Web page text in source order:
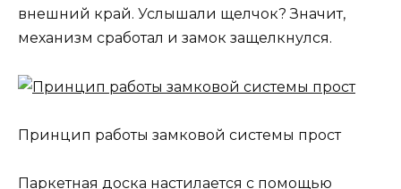
внешний край. Услышали щелчок? Значит,
механизм сработал и замок защелкнулся.
Принцип работы замковой системы прост
Паркетная доска настилается с помощью